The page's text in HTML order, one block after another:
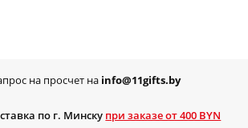
на просчет на info@11gifts.by
по г. Минску при заказе от 400 BYN